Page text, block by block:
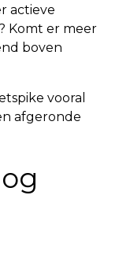
actieve
Komt er meer
boven
vooral
afgeronde